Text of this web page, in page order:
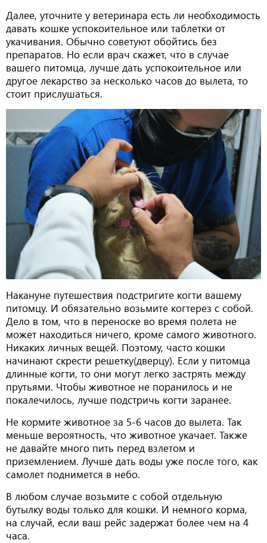
Далее, уточните у ветеринара есть ли необходимость
давать кошке успокоительное или таблетки от
укачивания. Обычно советуют обойтись без
препаратов. Но если врач скажет, что в случае
вашего питомца, лучше дать успокоительное или
другое лекарство за несколько часов до вылета, то
стоит прислушаться.
Накануне путешествия подстригите когти вашему
питомцу. И обязательно возьмите когтерез с собой.
Дело в том, что в переноске во время полета не
может находиться ничего, кроме самого животного.
Никаких личных вещей. Поэтому, часто кошки
начинают скрести решетку(дверцу). Если у питомца
длинные когти, то они могут легко застрять между
прутьями. Чтобы животное не поранилось и не
покалечилось, лучше подстричь когти заранее.
Не кормите животное за 5-6 часов до вылета. Так
меньше вероятность, что животное укачает. Также
не давайте много пить перед взлетом и
приземлением. Лучше дать воды уже после того, как
самолет поднимется в небо.
В любом случае возьмите с собой отдельную
бутылку воды только для кошки. И немного корма,
на случай, если ваш рейс задержат более чем на 4
часа.